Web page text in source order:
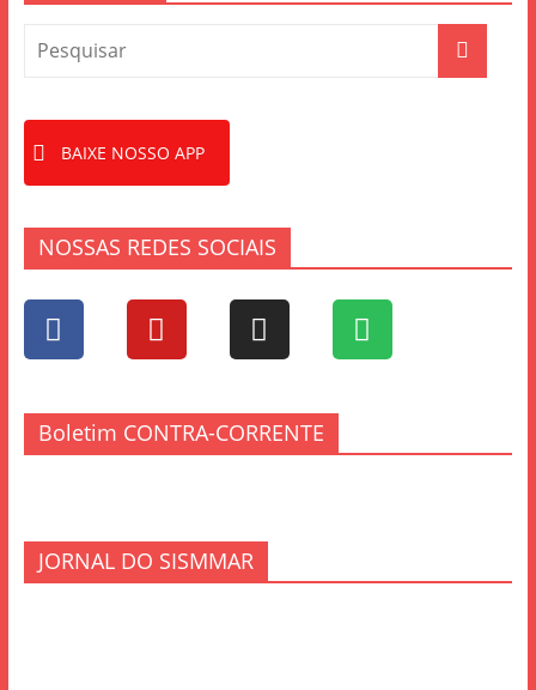
BAIXE NOSSO APP
NOSSAS REDES SOCIAIS
Boletim CONTRA-CORRENTE
JORNAL DO SISMMAR